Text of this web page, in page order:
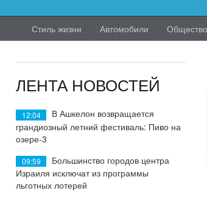
Стиль жизни Автомобили Общество
ЛЕНТА НОВОСТЕЙ
12:04
В Ашкелон возвращается
грандиозный летний фестиваль: Пиво на
озере-3
09:59
Большинство городов центра
Израиля исключат из программы
льготных лотерей